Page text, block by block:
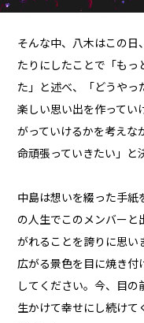
そんな中、八木はこの日
たりにしたことで「もっ
た」と述べ、「どうやっ
楽しい思い出を作ってい
がっていけるかを考えな
命頑張っていきたい」と
中島は想いを綴った手紙
の人生でこのメンバーと
がれることを誇りに思い
広がる景色を目に焼き
してください。今、目
生かけて幸せにし続け